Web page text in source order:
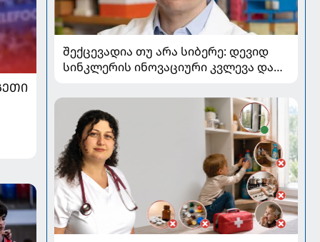
შექცევადია თუ არა სიბერე: დევიდ
სინკლერის ინოვაციური კვლევა და